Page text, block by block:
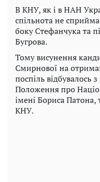
В КНУ, як і в НАН
спільнота не
боку Стефанчука та
Бугрова.
Тому висунення
Смирнової на
поспіль
Положення про
імені Бориса Патона,
КНУ.